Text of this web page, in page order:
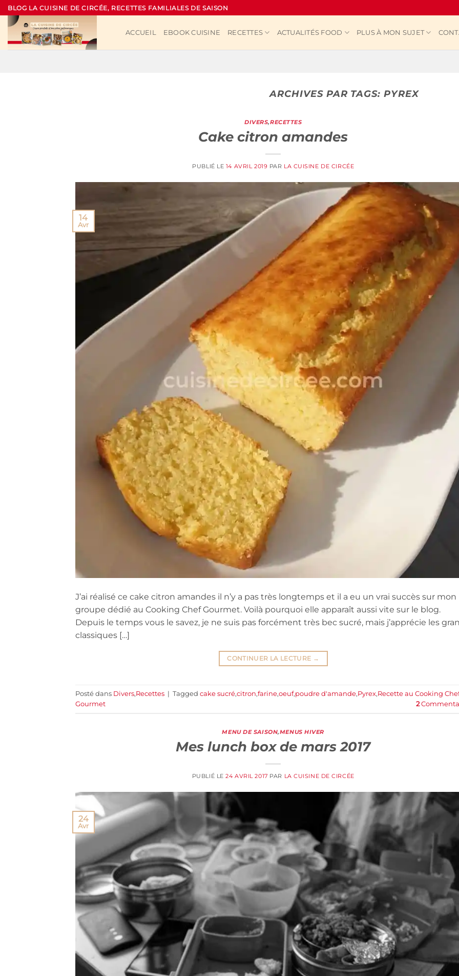
Passer
au
contenu
BLOG LA CUISINE DE CIRCÉE, RECETTES FAMILIALES DE SAISON
ACCUEIL EBOOK CUISINE RECETTES ACTUALITÉS FOOD PLUS À MON SUJET
ARCHIVES PAR TAGS: PYREX
DIVERS,RECETTES
Cake citron amandes
PUBLIÉ LE 14 AVRIL 2019 PAR LA CUISINE DE CIRCÉE
14
Avr
J’ai réalisé ce cake citron amandes il n’y a pas très longtemps et il a eu un vrai succès sur mon
groupe dédié au Cooking Chef Gourmet. Voilà pourquoi elle apparaît aussi vite sur le blog.
Depuis le temps vous le savez, je ne suis pas forcément très bec sucré, mais j’apprécie les
classiques […]
CONTINUER LA LECTURE →
Posté dans Divers,Recettes | Tagged cake sucré,citron,farine,oeuf,poudre d'amande,Pyrex,Recette au Cooking
Gourmet
2
MENU DE SAISON,MENUS HIVER
Mes lunch box de mars 2017
PUBLIÉ LE24 AVRIL 2017 PAR LA CUISINE DE CIRCÉE
24
Avr